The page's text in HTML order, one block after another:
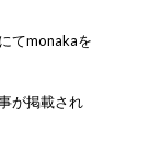
てmonakaを
が掲載され